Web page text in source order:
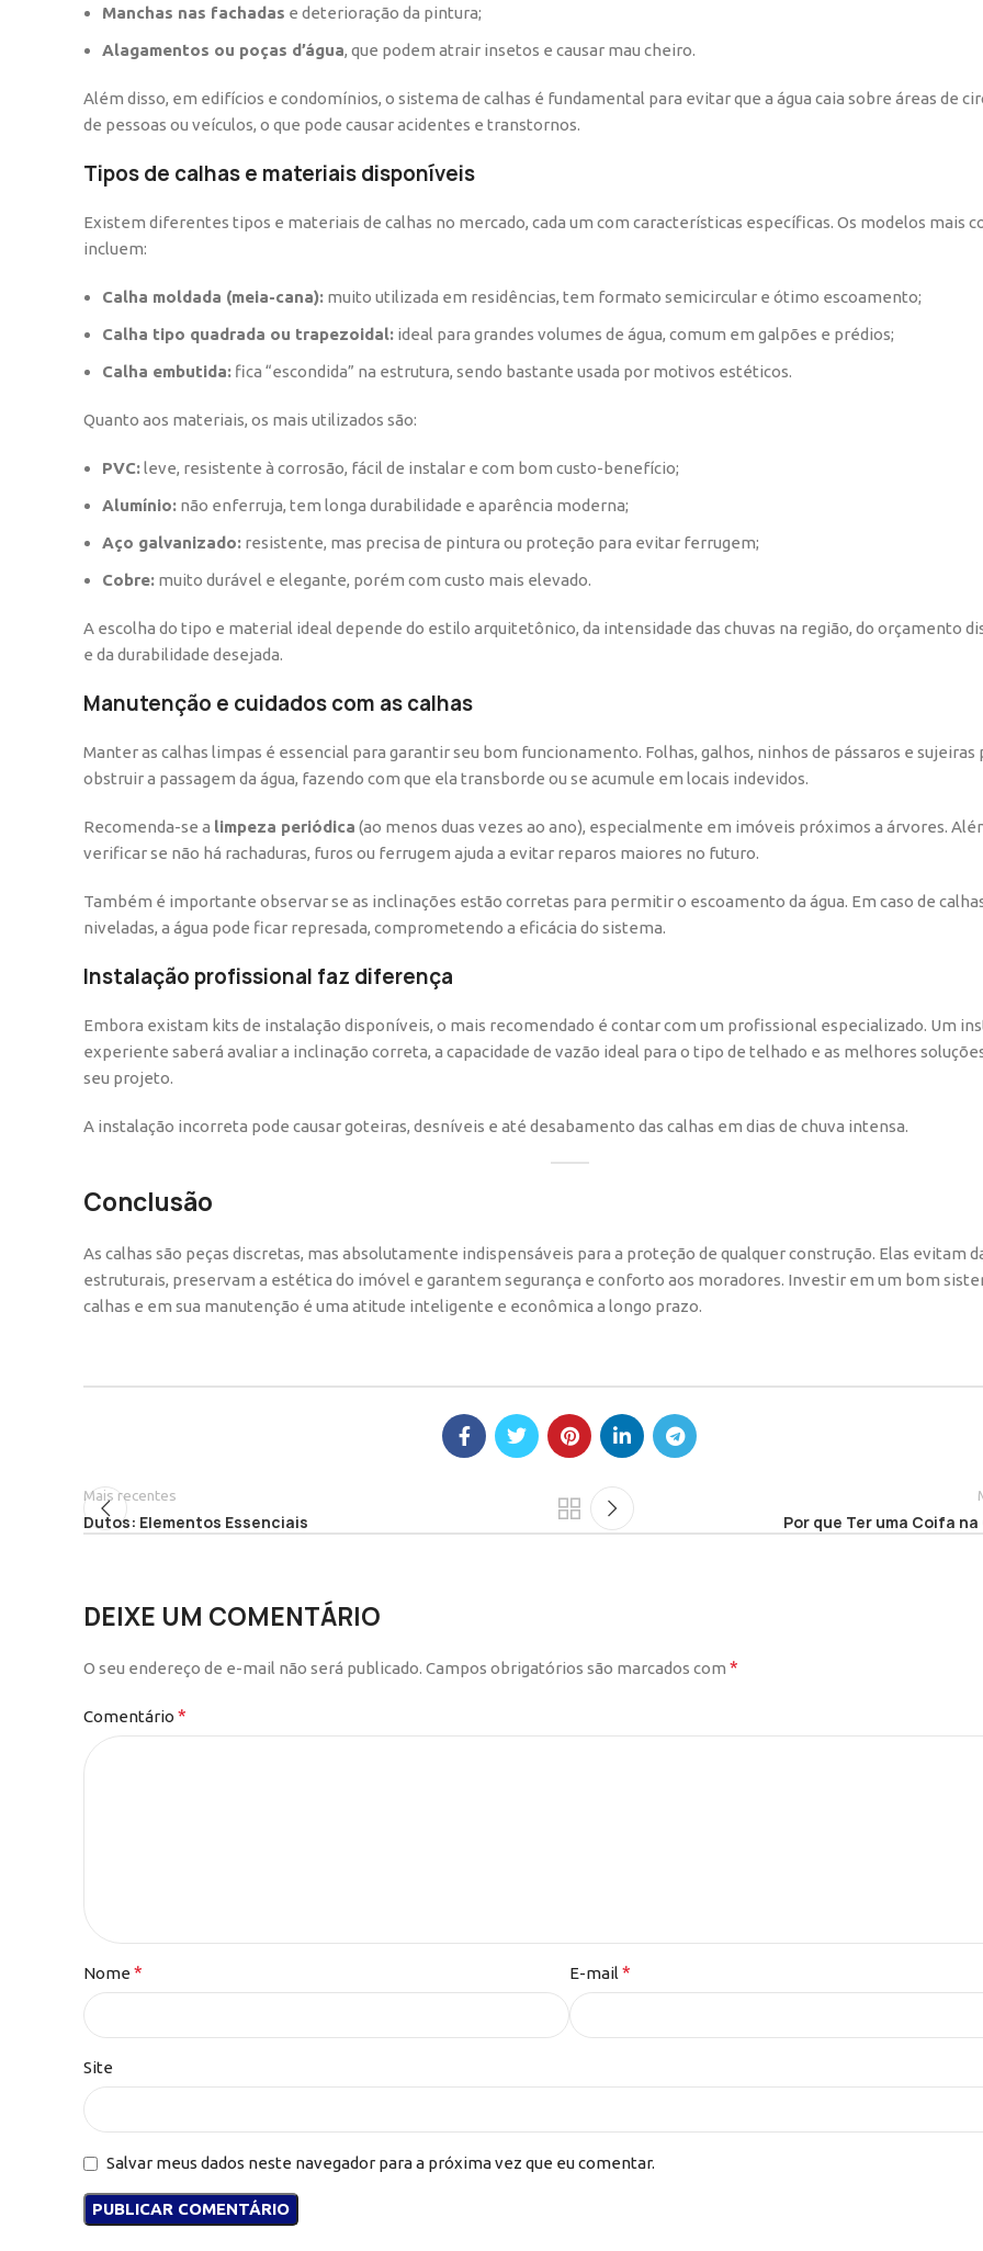
Manchas nas fachadas e deterioração da pintura;
Alagamentos ou poças d’água, que podem atrair insetos e causar mau cheiro.
Além disso, em edifícios e condomínios, o sistema de calhas é fundamental para evitar que a água caia sobre áreas de
de pessoas ou veículos, o que pode causar acidentes e transtornos.
Tipos de calhas e materiais disponíveis
Existem diferentes tipos e materiais de calhas no mercado, cada um com características específicas. Os modelos mais
incluem:
Calha moldada (meia-cana): muito utilizada em residências, tem formato semicircular e ótimo escoamento;
Calha tipo quadrada ou trapezoidal: ideal para grandes volumes de água, comum em galpões e prédios;
Calha embutida: fica “escondida” na estrutura, sendo bastante usada por motivos estéticos.
Quanto aos materiais, os mais utilizados são:
PVC: leve, resistente à corrosão, fácil de instalar e com bom custo-benefício;
Alumínio: não enferruja, tem longa durabilidade e aparência moderna;
Aço galvanizado: resistente, mas precisa de pintura ou proteção para evitar ferrugem;
Cobre: muito durável e elegante, porém com custo mais elevado.
A escolha do tipo e material ideal depende do estilo arquitetônico, da intensidade das chuvas na região, do orçamento
e da durabilidade desejada.
Manutenção e cuidados com as calhas
Manter as calhas limpas é essencial para garantir seu bom funcionamento. Folhas, galhos, ninhos de pássaros e sujeiras
obstruir a passagem da água, fazendo com que ela transborde ou se acumule em locais indevidos.
Recomenda-se a limpeza periódica (ao menos duas vezes ao ano), especialmente em imóveis próximos a árvores.
verificar se não há rachaduras, furos ou ferrugem ajuda a evitar reparos maiores no futuro.
Também é importante observar se as inclinações estão corretas para permitir o escoamento da água. Em caso de
niveladas, a água pode ficar represada, comprometendo a eficácia do sistema.
Instalação profissional faz diferença
Embora existam kits de instalação disponíveis, o mais recomendado é contar com um profissional especializado. Um
experiente saberá avaliar a inclinação correta, a capacidade de vazão ideal para o tipo de telhado e as melhores
seu projeto.
A instalação incorreta pode causar goteiras, desníveis e até desabamento das calhas em dias de chuva intensa.
Conclusão
As calhas são peças discretas, mas absolutamente indispensáveis para a proteção de qualquer construção. Elas evitam
estruturais, preservam a estética do imóvel e garantem segurança e conforto aos moradores. Investir em um bom
calhas e em sua manutenção é uma atitude inteligente e econômica a longo prazo.
Mais recentes
Dutos: Elementos Essenciais Por que Ter uma Coifa
DEIXE UM COMENTÁRIO
O seu endereço de e-mail não será publicado. Campos obrigatórios são marcados com *
Comentário *
Nome * E-mail*
Site
Salvar meus dados neste navegador para a próxima vez que eu comentar.